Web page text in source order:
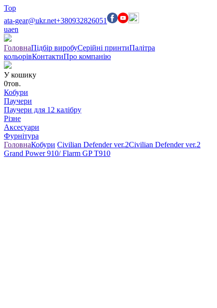
Top
ata-gear@ukr.net+380932826051
uaen
ГоловнаПідбір виробуСерійні принтиПалітра
кольорівКонтактиПро компанію
У кошику
0тов.
Кобури
Паучери
Паучери для 12 калібру
Різне
Аксесуари
Фурнітура
ГоловнаКобури Civilian Defender ver.2Civilian Defender ver.2
Grand Power 910/ Flarm GP T910